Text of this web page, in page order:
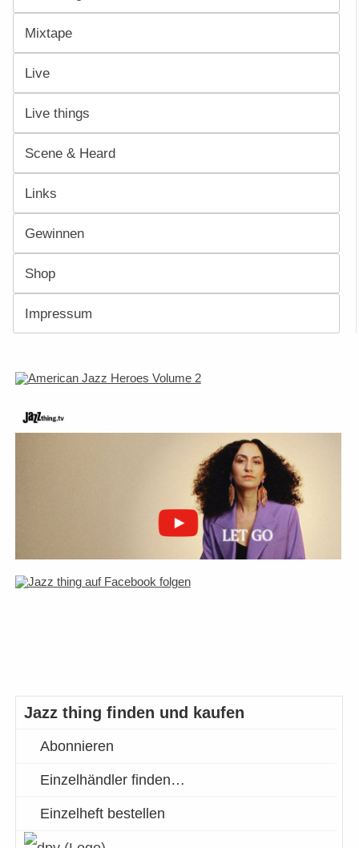
Mixtape
Live
Live things
Scene & Heard
Links
Gewinnen
Shop
Impressum
Jazz thing finden und kaufen
Abonnieren
Einzelhändler finden…
Einzelheft bestellen